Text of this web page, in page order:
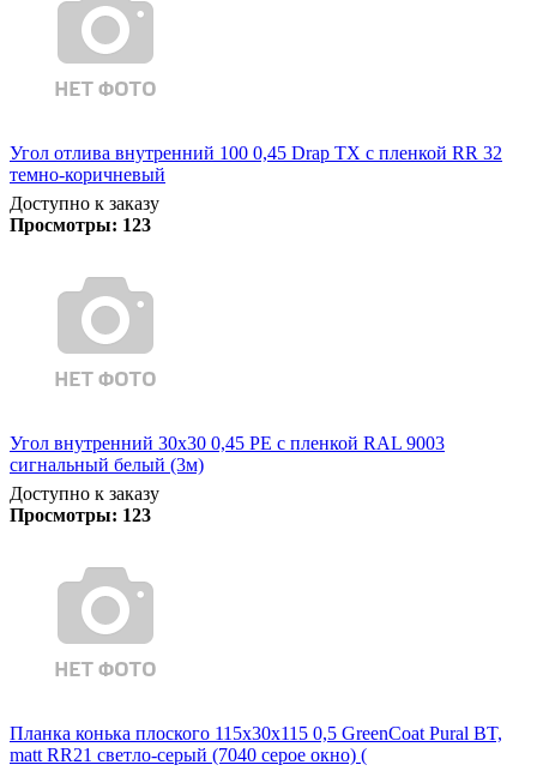
Угол отлива внутренний 100 0,45 Drap TX с пленкой RR 32
темно-коричневый
Доступно к заказу
Просмотры: 123
Угол внутренний 30х30 0,45 PE с пленкой RAL 9003
сигнальный белый (3м)
Доступно к заказу
Просмотры: 123
Планка конька плоского 115х30х115 0,5 GreenCoat Pural BT,
matt RR21 светло-серый (7040 серое окно) (